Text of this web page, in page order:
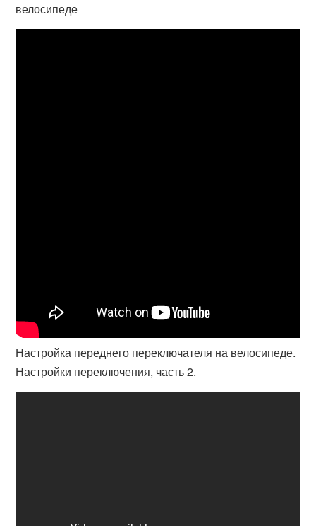
велосипеде
Настройка переднего переключателя на велосипеде.
Настройки переключения, часть 2.